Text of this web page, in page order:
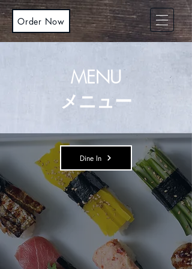
Order Now
MENU
メニュー
Dine In